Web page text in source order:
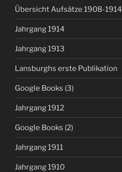
Übersicht Aufsätze 1908-1914
Jahrgang 1914
Jahrgang 1913
Lansburghs erste Publikation
Google Books (3)
Jahrgang 1912
Google Books (2)
Jahrgang 1911
Jahrgang 1910